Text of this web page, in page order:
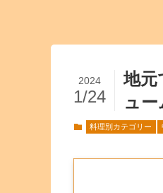
地元
ュ
2024
1/24
料理別カテゴリー